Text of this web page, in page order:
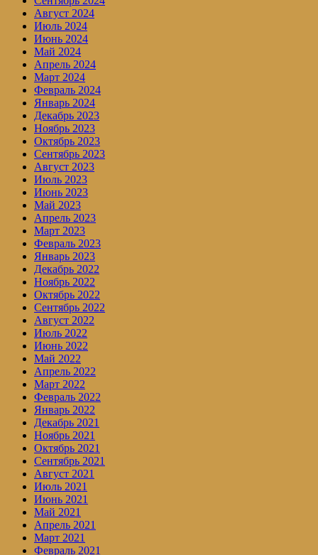
Август 2024
Июль 2024
Июнь 2024
Май 2024
Апрель 2024
Март 2024
Февраль 2024
Январь 2024
Декабрь 2023
Ноябрь 2023
Октябрь 2023
Сентябрь 2023
Август 2023
Июль 2023
Июнь 2023
Май 2023
Апрель 2023
Март 2023
Февраль 2023
Январь 2023
Декабрь 2022
Ноябрь 2022
Октябрь 2022
Сентябрь 2022
Август 2022
Июль 2022
Июнь 2022
Май 2022
Апрель 2022
Март 2022
Февраль 2022
Январь 2022
Декабрь 2021
Ноябрь 2021
Октябрь 2021
Сентябрь 2021
Август 2021
Июль 2021
Июнь 2021
Май 2021
Апрель 2021
Март 2021
Февраль 2021